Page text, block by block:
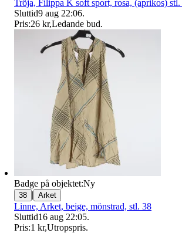
Tröja, Filippa K soft sport, rosa, (aprikos) stl.
Sluttid9 aug 22:06.
Pris:26 kr,Ledande bud.
Badge på objektet:Ny
38 | Arket
Linne, Arket, beige, mönstrad, stl. 38
Sluttid16 aug 22:05.
Pris:1 kr,Utropspris.